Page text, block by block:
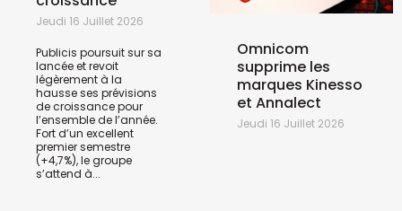
Jeudi 16 Juillet 2026
Publicis poursuit sur sa
lancée et revoit
légèrement à la
hausse ses prévisions
de croissance pour
l’ensemble de l’année.
Fort d’un excellent
premier semestre
(+4,7%), le groupe
s’attend à...
Omnicom
supprime les
marques Kinesso
et Annalect
Jeudi 16 Juillet 2026